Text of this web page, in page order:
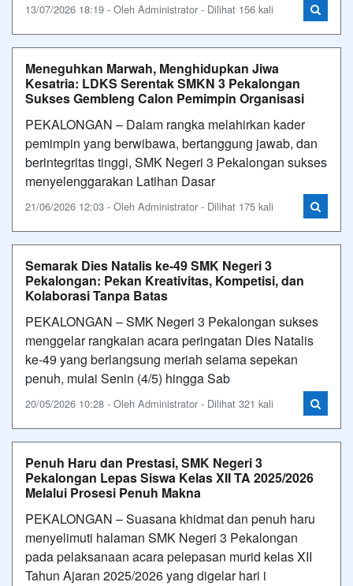
13/07/2026 18:19 - Oleh Administrator - Dilihat 156 kali
Meneguhkan Marwah, Menghidupkan Jiwa
Kesatria: LDKS Serentak SMKN 3 Pekalongan
Sukses Gembleng Calon Pemimpin Organisasi
PEKALONGAN – Dalam rangka melahirkan kader
pemimpin yang berwibawa, bertanggung jawab, dan
berintegritas tinggi, SMK Negeri 3 Pekalongan sukses
menyelenggarakan Latihan Dasar
21/06/2026 12:03 - Oleh Administrator - Dilihat 175 kali
Semarak Dies Natalis ke-49 SMK Negeri 3
Pekalongan: Pekan Kreativitas, Kompetisi, dan
Kolaborasi Tanpa Batas
PEKALONGAN – SMK Negeri 3 Pekalongan sukses
menggelar rangkaian acara peringatan Dies Natalis
ke-49 yang berlangsung meriah selama sepekan
penuh, mulai Senin (4/5) hingga Sab
20/05/2026 10:28 - Oleh Administrator - Dilihat 321 kali
Penuh Haru dan Prestasi, SMK Negeri 3
Pekalongan Lepas Siswa Kelas XII TA 2025/2026
Melalui Prosesi Penuh Makna
PEKALONGAN – Suasana khidmat dan penuh haru
menyelimuti halaman SMK Negeri 3 Pekalongan
pada pelaksanaan acara pelepasan murid kelas XII
Tahun Ajaran 2025/2026 yang digelar hari i